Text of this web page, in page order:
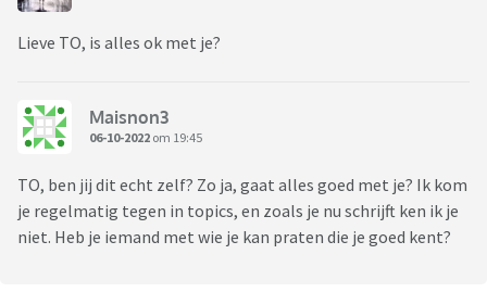
Lieve TO, is alles ok met je?
Maisnon3
06-10-2022 om 19:45
TO, ben jij dit echt zelf? Zo ja, gaat alles goed met je? Ik kom
je regelmatig tegen in topics, en zoals je nu schrijft ken ik je
niet. Heb je iemand met wie je kan praten die je goed kent?